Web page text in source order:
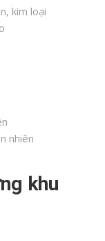
kim loại
nhiên
khu